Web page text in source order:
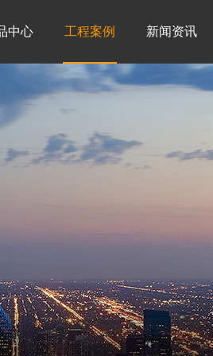
中心 工程案例 新闻资讯